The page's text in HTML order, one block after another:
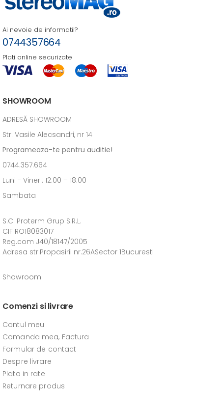
Ai nevoie de informatii?
0744357664
Plati online securizate
SHOWROOM
ADRESĂ SHOWROOM
Str. Vasile Alecsandri, nr 14
Programeaza-te pentru auditie!
0744.357.664
Luni - Vineri: 12:00 – 18.00
Sambata
S.C. Proterm Grup S.R.L.
CIF RO18083017
Reg.com J40/18147/2005
Adresa str.Propasirii nr.26ASector 1Bucuresti
Showroom
Comenzi si livrare
Contul meu
Comanda mea, Factura
Formular de contact
Despre livrare
Plata in rate
Returnare produs